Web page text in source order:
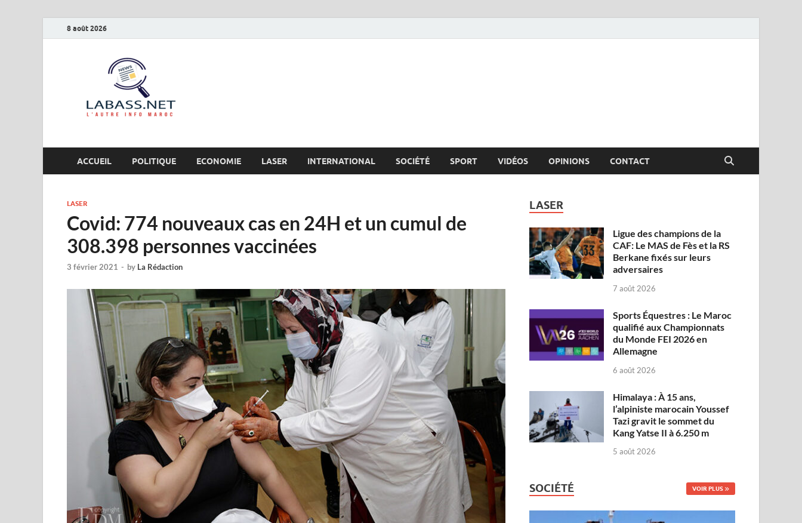
8 août 2026
ACCUEIL POLITIQUE ECONOMIE LASER INTERNATIONAL SOCIÉTÉ SPORT VIDÉOS OPINIONS CONTACT
LASER
Covid: 774 nouveaux cas en 24H et un cumul de
308.398 personnes vaccinées
3 février 2021 - by La Rédaction
LASER
Ligue des champions de la
CAF: Le MAS de Fès et la RS
Berkane fixés sur leurs
adversaires
7 août 2026
Sports Équestres : Le Maroc
qualifié aux Championnats
du Monde FEI 2026 en
Allemagne
6 août 2026
Himalaya : À 15 ans,
l’alpiniste marocain Youssef
Tazi gravit le sommet du
Kang Yatse II à 6.250 m
5 août 2026
SOCIÉTÉ VOIR PLUS